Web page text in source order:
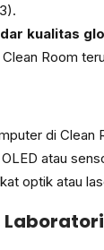
kualitas
Room
di Clean
atau
optik atau